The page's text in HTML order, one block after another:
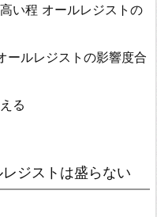
い程 オールレジストの
ールレジストの影響度合
る
ジストは盛らない